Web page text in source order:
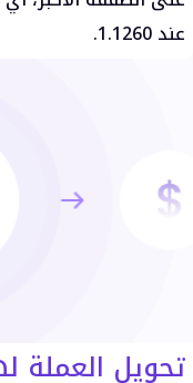
عند 1.1260.
تحويل